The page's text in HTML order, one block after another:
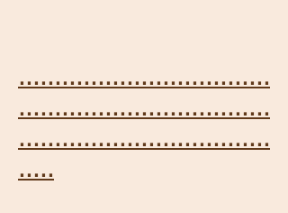
...................................
...................................
...................................
.....